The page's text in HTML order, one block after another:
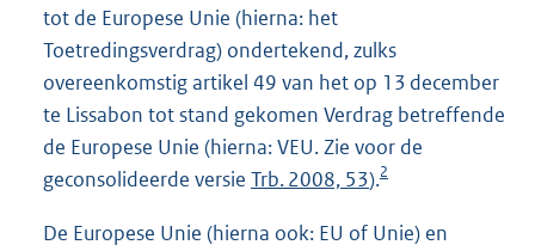
tot de Europese Unie (hierna: het
Toetredingsverdrag) ondertekend, zulks
overeenkomstig artikel 49 van het op 13 december
te Lissabon tot stand gekomen Verdrag betreffende
de Europese Unie (hierna: VEU. Zie voor de
geconsolideerde versie Trb. 2008, 53).2
De Europese Unie (hierna ook: EU of Unie) en